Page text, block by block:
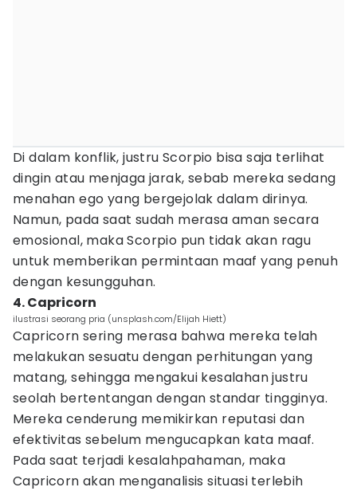
Di dalam konflik, justru Scorpio bisa saja terlihat
dingin atau menjaga jarak, sebab mereka sedang
menahan ego yang bergejolak dalam dirinya.
Namun, pada saat sudah merasa aman secara
emosional, maka Scorpio pun tidak akan ragu
untuk memberikan permintaan maaf yang penuh
dengan kesungguhan.
4. Capricorn
ilustrasi seorang pria (unsplash.com/Elijah Hiett)
Capricorn sering merasa bahwa mereka telah
melakukan sesuatu dengan perhitungan yang
matang, sehingga mengakui kesalahan justru
seolah bertentangan dengan standar tingginya.
Mereka cenderung memikirkan reputasi dan
efektivitas sebelum mengucapkan kata maaf.
Pada saat terjadi kesalahpahaman, maka
Capricorn akan menganalisis situasi terlebih